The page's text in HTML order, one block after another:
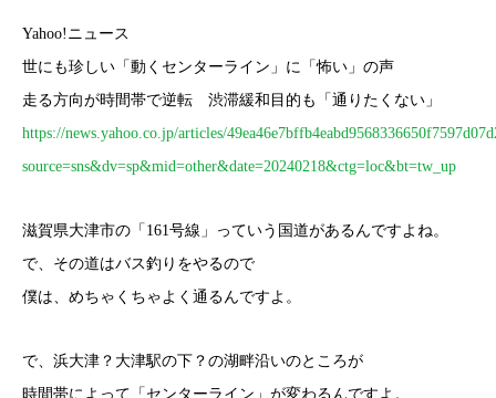
Yahoo!ニュース
世にも珍しい「動くセンターライン」に「怖い」の声
走る方向が時間帯で逆転 渋滞緩和目的も「通りたくない」
https://news.yahoo.co.jp/articles/
source=sns&dv=sp&mid=other&date=20240218&ctg=loc&bt=tw_up
滋賀県大津市の「161号線」っていう国道があるんですよね。
で、その道はバス釣りをやるので
僕は、めちゃくちゃよく通るんですよ。
で、浜大津？大津駅の下？の湖畔沿いのところが
時間帯によって「センターライン」が変わるんですよ。